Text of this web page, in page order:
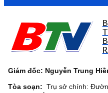
Giám đốc: Nguyễn Trung
Tòa soạn: Trụ sở chính: